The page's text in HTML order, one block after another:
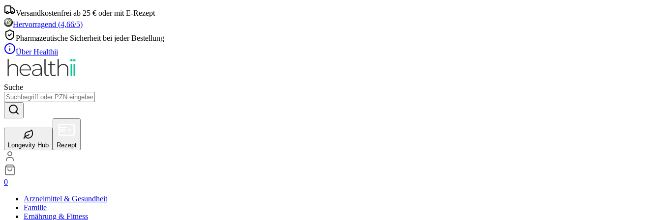
Versandkostenfrei ab 25 € oder mit E-Rezept
Hervorragend (4,66/5)
Pharmazeutische Sicherheit bei jeder Bestellung
Über Healthii
Suche
Longevity Hub Rezept
0
Arzneimittel & Gesundheit
Familie
Ernährung & Fitness